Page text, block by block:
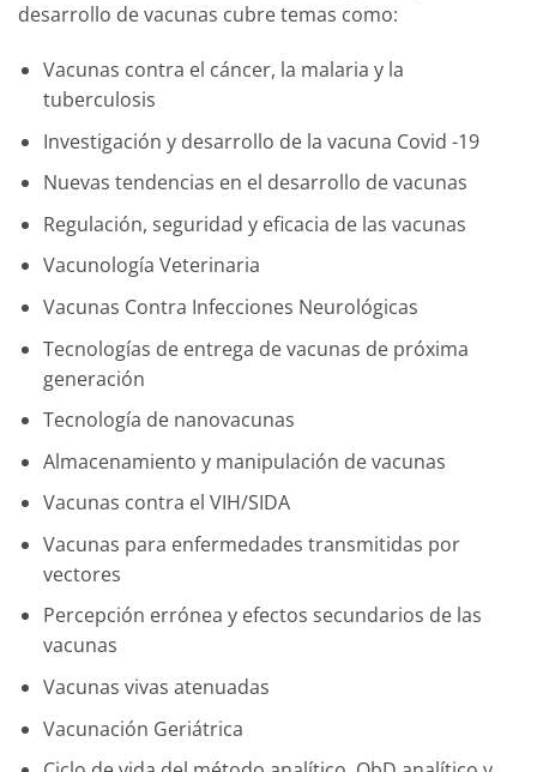
desarrollo de vacunas cubre temas como:
Vacunas contra el cáncer, la malaria y la
tuberculosis
Investigación y desarrollo de la vacuna Covid -19
Nuevas tendencias en el desarrollo de vacunas
Regulación, seguridad y eficacia de las vacunas
Vacunología Veterinaria
Vacunas Contra Infecciones Neurológicas
Tecnologías de entrega de vacunas de próxima
generación
Tecnología de nanovacunas
Almacenamiento y manipulación de vacunas
Vacunas contra el VIH/SIDA
Vacunas para enfermedades transmitidas por
vectores
Percepción errónea y efectos secundarios de las
vacunas
Vacunas vivas atenuadas
Vacunación Geriátrica